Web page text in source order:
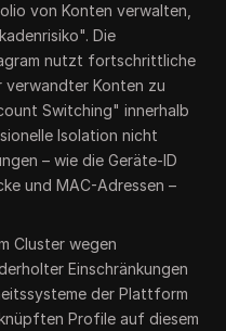
von Konten verwalten,
Die
nutzt fortschrittliche
verwandter Konten zu
Switching" innerhalb
Isolation nicht
– wie die Geräte-ID
und MAC-Adressen –
Cluster wegen
Einschränkungen
der Plattform
Profile auf diesem